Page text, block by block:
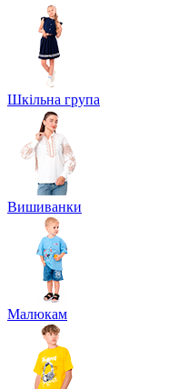
Шкільна група
Вишиванки
Малюкам